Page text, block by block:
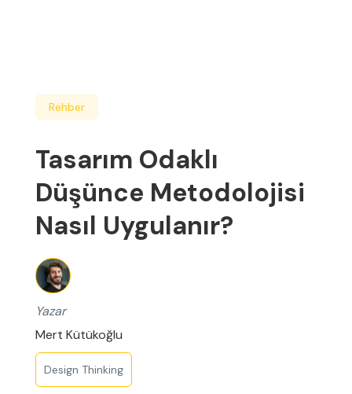
Rehber
Tasarım Odaklı
Düşünce Metodolojisi
Nasıl Uygulanır?
Yazar
Mert Kütükoğlu
Design Thinking